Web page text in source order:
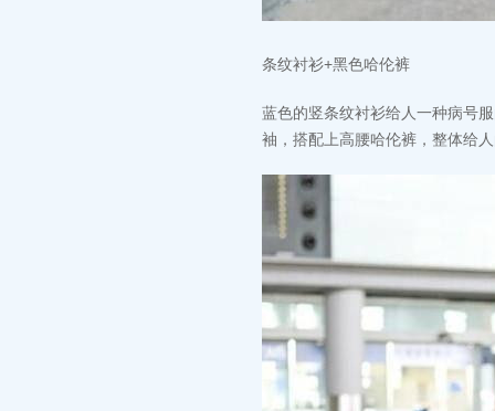
条纹衬衫+黑色哈伦裤
蓝色的竖条纹衬衫给人一种病号
袖，搭配上高腰哈伦裤，整体给